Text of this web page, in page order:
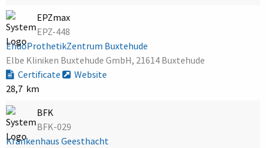
EPZmax
EPZ-448
EndoProthetikZentrum Buxtehude
Elbe Kliniken Buxtehude GmbH, 21614 Buxtehude
Certificate
Website
28,7 km
BFK
BFK-029
Krankenhaus Geesthacht